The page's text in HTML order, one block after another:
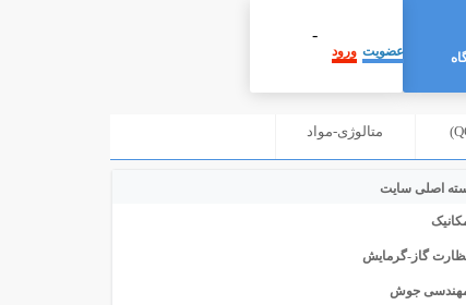
عضویت
-
ورود
متالوژی-مواد
اصلی سایت
گاز-گرمایش
جوش